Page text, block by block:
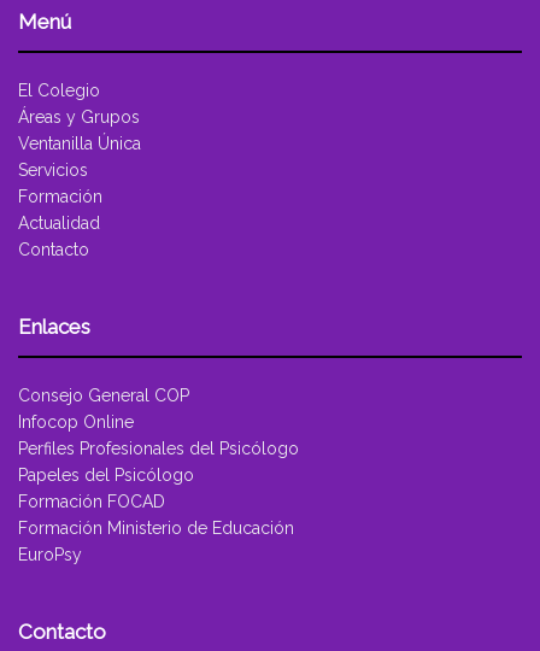
Menú
El Colegio
Áreas y Grupos
Ventanilla Única
Servicios
Formación
Actualidad
Contacto
Enlaces
Consejo General COP
Infocop Online
Perfiles Profesionales del Psicólogo
Papeles del Psicólogo
Formación FOCAD
Formación Ministerio de Educación
EuroPsy
Contacto